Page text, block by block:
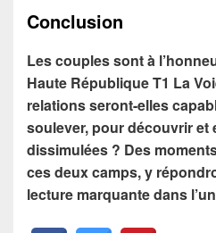
Conclusion
Les couples sont à
Haute République T1 La
relations seront-elles
soulever, pour découvrir
dissimulées ? Des
ces deux camps, y
lecture marquante dans